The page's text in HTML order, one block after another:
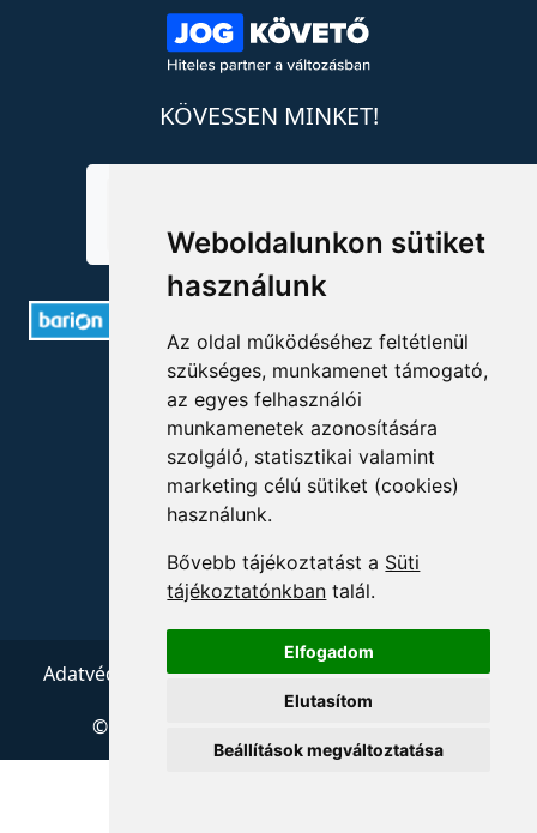
Weboldalunkon sütiket
használunk
Az oldal működéséhez feltétlenül
szükséges, munkamenet támogató,
az egyes felhasználói
munkamenetek azonosítására
szolgáló, statisztikai valamint
marketing célú sütiket (cookies)
használunk.
Bővebb tájékoztatást a Süti
tájékoztatónkban talál.
Elfogadom
Elutasítom
Beállítások megváltoztatása
KÖVESSEN MINKET!
ELÉRHETŐSÉGEK
+36 1 880 7600
info@mprx.hu
Adatvédelem ÁSZF Impresszum
Kapcsolat
© 2026 Copyright: